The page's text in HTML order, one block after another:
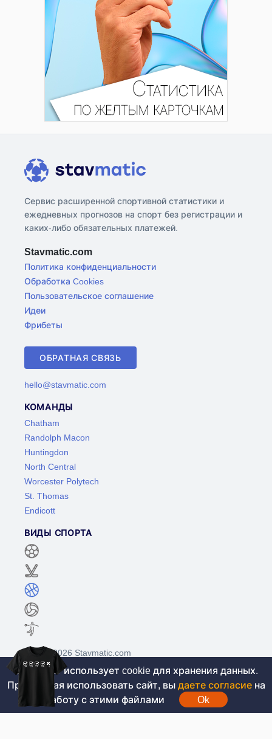
Сервис расширенной спортивной статистики и
ежедневных прогнозов на спорт без регистрации и
каких-либо обязательных платежей.
Stavmatic.com
Политика конфиденциальности
Обработка Cookies
Пользовательское соглашение
Идеи
Фрибеты
ОБРАТНАЯ СВЯЗЬ
hello@stavmatic.com
КОМАНДЫ
Chatham
Randolph Macon
Huntingdon
North Central
Worcester Polytech
St. Thomas
Endicott
ВИДЫ СПОРТА
©2017-2026 Stavmatic.com
Для лиц старше 18 лет. На сайте не
проводятся игры на денежные средства, вся
Этот сайт использует cookie для хранения данных.
Продолжая использовать сайт, вы даете согласие на
работу с этими файлами
Ok